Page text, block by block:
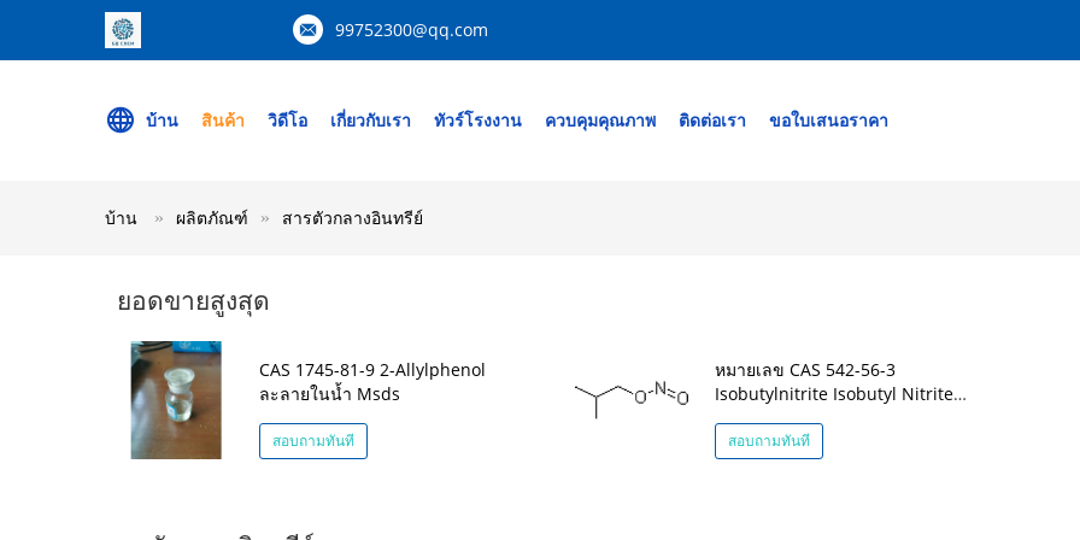
99752300@qq.com
บ้าน สินค้า วิดีโอ เกี่ยวกับเรา ทัวร์โรงงาน ควบคุมคุณภาพ ติดต่อเรา ขอใบเสนอราคา
บ้าน ผลิตภัณฑ์ สารตัวกลางอินทรีย์
ยอดขายสูงสุด
CAS 1745-81-9 2-Allylphenol
ละลายในน้ำ Msds
สอบถามทันที
หมายเลข CAS 542-56-3
Isobutylnitrite Isobutyl Nitrite
95%
สอบถามทันที